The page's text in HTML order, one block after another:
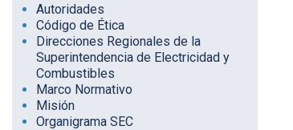
Autoridades
Código de Ética
Direcciones Regionales de la
Superintendencia de Electricidad y
Combustibles
Marco Normativo
Misión
Organigrama SEC